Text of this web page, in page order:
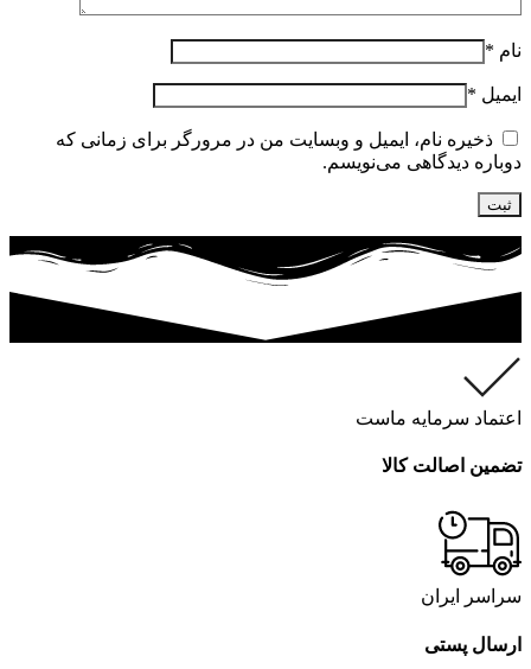
نام *
ایمیل *
ذخیره نام، ایمیل و وبسایت من در مرورگر برای زمانی که
دوباره دیدگاهی می‌نویسم.
اعتماد سرمایه ماست
تضمین اصالت کالا
سراسر ایران
ارسال پستی